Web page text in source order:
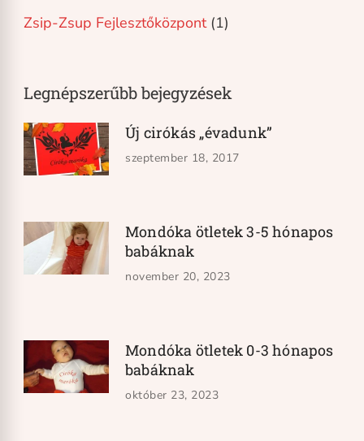
Zsip-Zsup Fejlesztőközpont(1)
Legnépszerűbb bejegyzések
Új cirókás „évadunk”
szeptember 18, 2017
Mondóka ötletek 3-5 hónapos
babáknak
november 20, 2023
Mondóka ötletek 0-3 hónapos
babáknak
október 23, 2023